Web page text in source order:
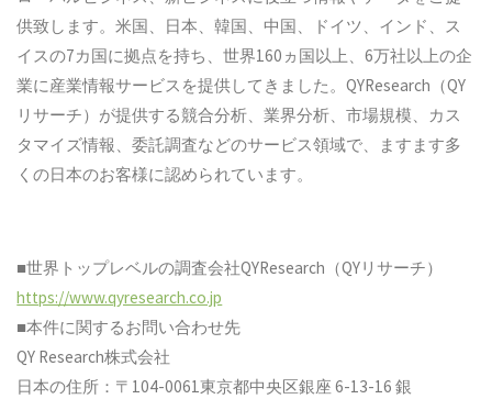
供致します。米国、日本、韓国、中国、ドイツ、インド、ス
イスの7カ国に拠点を持ち、世界160ヵ国以上、6万社以上の企
業に産業情報サービスを提供してきました。QYResearch（QY
リサーチ）が提供する競合分析、業界分析、市場規模、カス
タマイズ情報、委託調査などのサービス領域で、ますます多
くの日本のお客様に認められています。
■世界トップレベルの調査会社QYResearch（QYリサーチ）
https://www.qyresearch.co.jp
■本件に関するお問い合わせ先
QY Research株式会社
日本の住所：〒104-0061東京都中央区銀座 6-13-16 銀